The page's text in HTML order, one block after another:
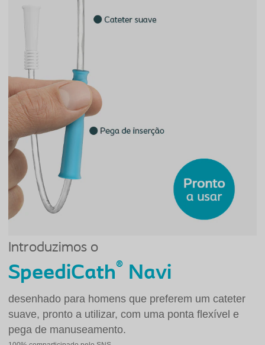
Introduzimos o
SpeediCath® Navi
desenhado para homens que preferem um cateter
suave, pronto a utilizar, com uma ponta flexível e
pega de manuseamento.